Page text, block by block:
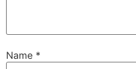
Name *